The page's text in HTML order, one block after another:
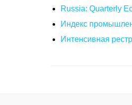
Russia: Quarterly
Индекс
Интенсивная